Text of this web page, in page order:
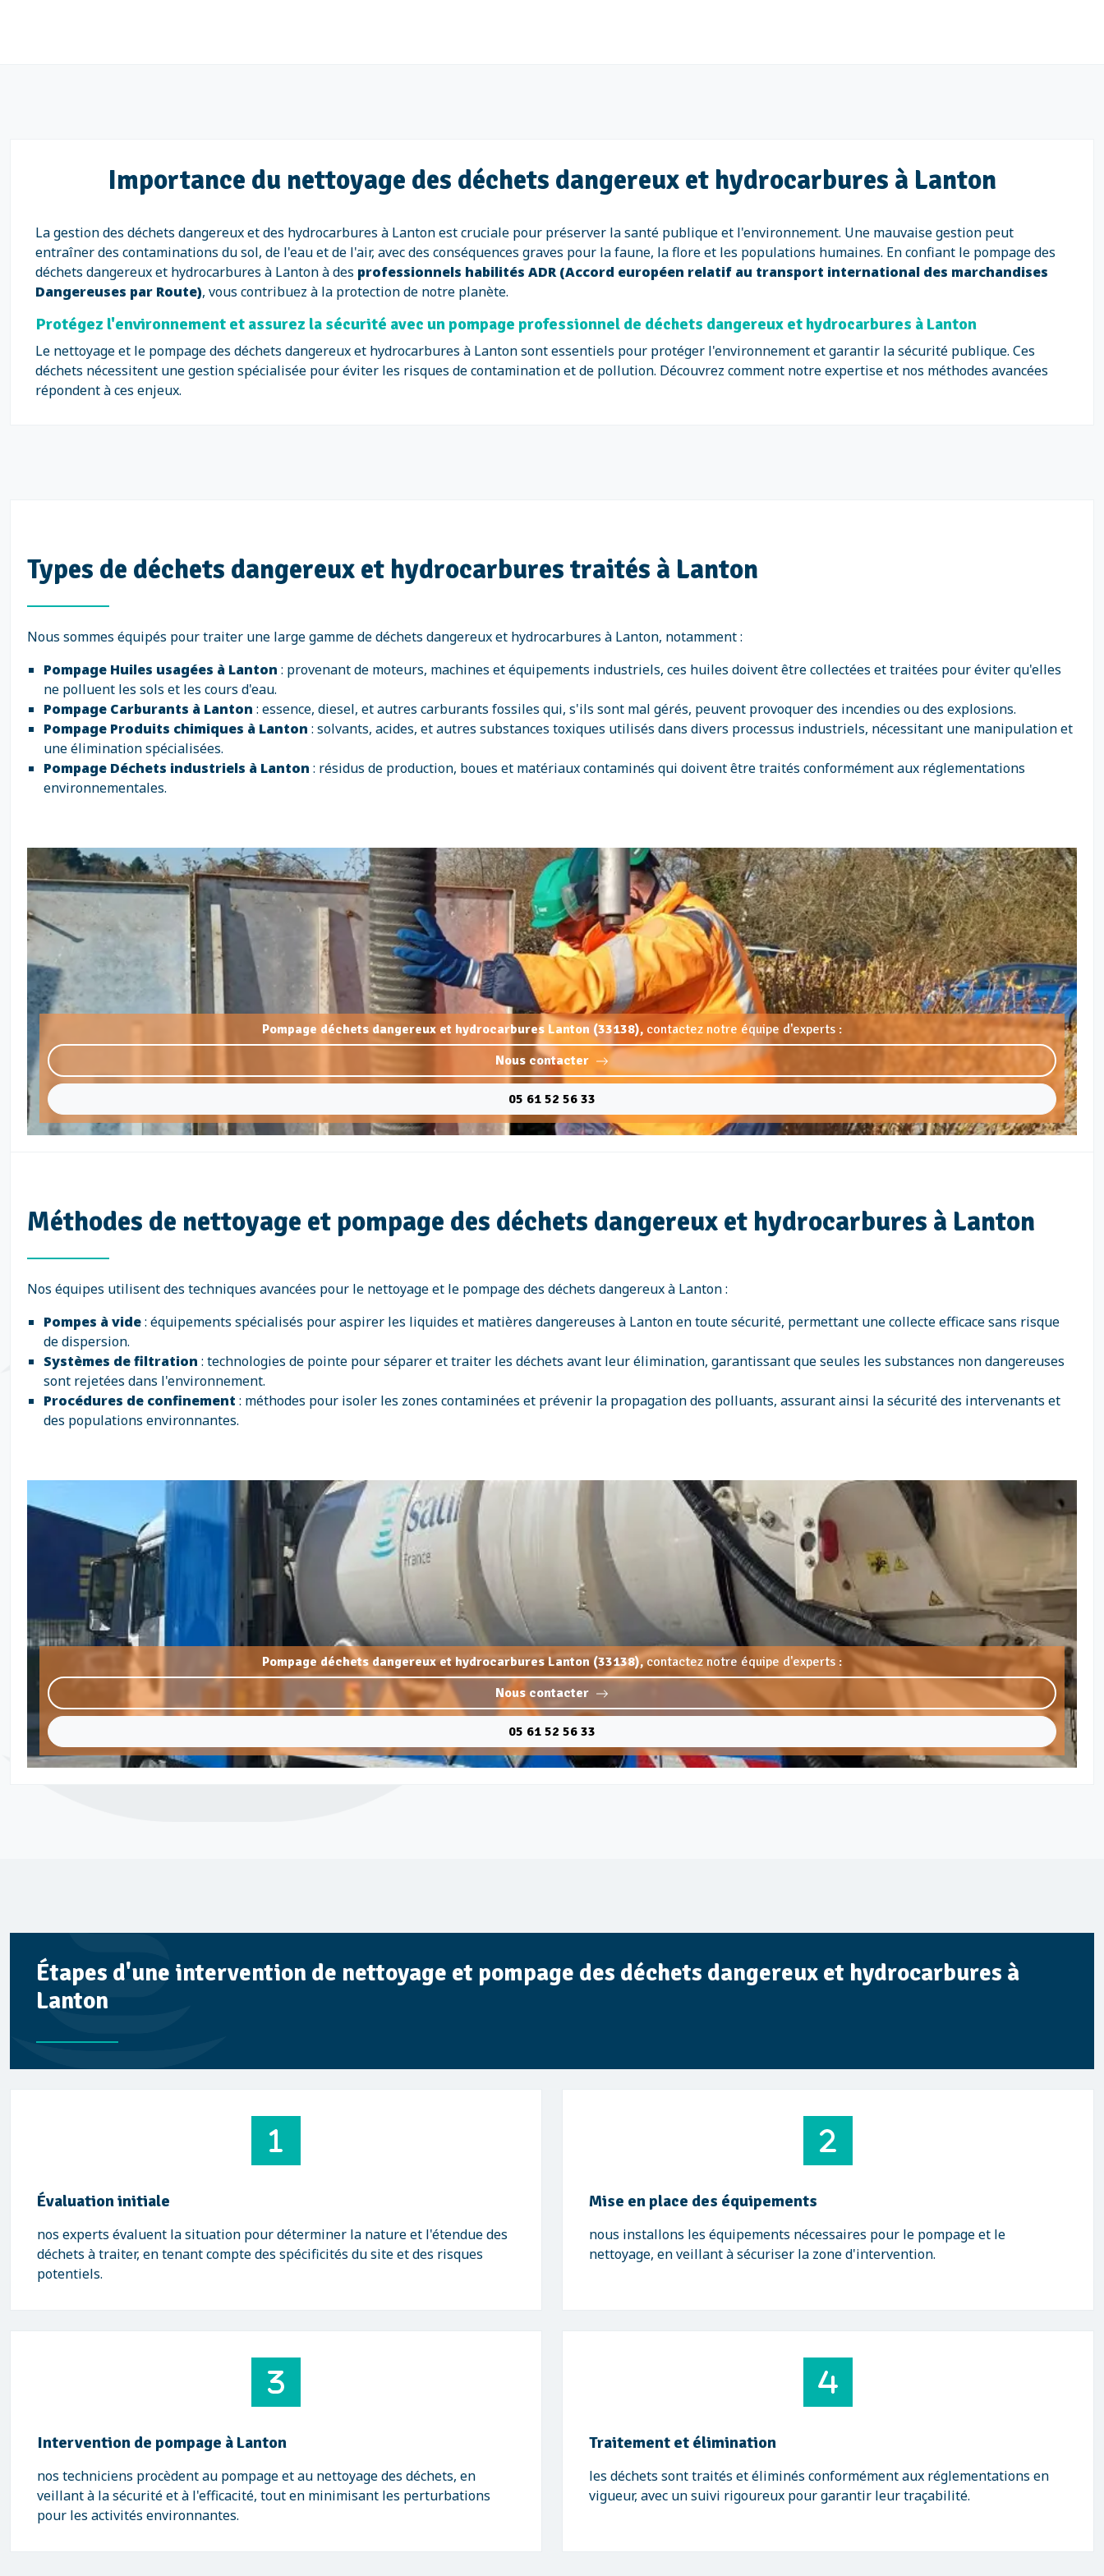
Importance du nettoyage des déchets dangereux et hydrocarbures à Lanton
La gestion des déchets dangereux et des hydrocarbures à Lanton est cruciale pour préserver la santé publique et l'environnement. Une mauvaise gestion peut
entraîner des contaminations du sol, de l'eau et de l'air, avec des conséquences graves pour la faune, la flore et les populations humaines. En confiant le pompage des
déchets dangereux et hydrocarbures à Lanton à des professionnels habilités ADR (Accord européen relatif au transport international des marchandises
Dangereuses par Route), vous contribuez à la protection de notre planète.
Protégez l'environnement et assurez la sécurité avec un pompage professionnel de déchets dangereux et hydrocarbures à Lanton
Le nettoyage et le pompage des déchets dangereux et hydrocarbures à Lanton sont essentiels pour protéger l'environnement et garantir la sécurité publique. Ces
déchets nécessitent une gestion spécialisée pour éviter les risques de contamination et de pollution. Découvrez comment notre expertise et nos méthodes avancées
répondent à ces enjeux.
Types de déchets dangereux et hydrocarbures traités à Lanton
Nous sommes équipés pour traiter une large gamme de déchets dangereux et hydrocarbures à Lanton, notamment :
Pompage Huiles usagées à Lanton : provenant de moteurs, machines et équipements industriels, ces huiles doivent être collectées et traitées pour éviter qu'elles
ne polluent les sols et les cours d'eau.
Pompage Carburants à Lanton : essence, diesel, et autres carburants fossiles qui, s'ils sont mal gérés, peuvent provoquer des incendies ou des explosions.
Pompage Produits chimiques à Lanton : solvants, acides, et autres substances toxiques utilisés dans divers processus industriels, nécessitant une manipulation et
une élimination spécialisées.
Pompage Déchets industriels à Lanton : résidus de production, boues et matériaux contaminés qui doivent être traités conformément aux réglementations
environnementales.
Pompage déchets dangereux et hydrocarbures Lanton (33138), contactez notre équipe d'experts :
Nous contacter
05 61 52 56 33
Méthodes de nettoyage et pompage des déchets dangereux et hydrocarbures à Lanton
Nos équipes utilisent des techniques avancées pour le nettoyage et le pompage des déchets dangereux à Lanton :
Pompes à vide: équipements spécialisés pour aspirer les liquides et matières dangereuses à Lanton en toute sécurité, permettant une collecte efficace sans risque
de dispersion.
Systèmes de filtration : technologies de pointe pour séparer et traiter les déchets avant leur élimination, garantissant que seules les substances non dangereuses
sont rejetées dans l'environnement.
Procédures de confinement : méthodes pour isoler les zones contaminées et prévenir la propagation des polluants, assurant ainsi la sécurité des intervenants et
des populations environnantes.
Pompage déchets dangereux et hydrocarbures Lanton (33138),contactez notre équipe d'experts :
Nous contacter
05 61 52 56 33
Étapes d'une intervention de nettoyage et pompage des déchets dangereux et hydrocarbures à
Lanton
Évaluation initiale
nos experts évaluent la situation pour déterminer la nature et l'étendue des
déchets à traiter, en tenant compte des spécificités du site et des risques
potentiels.
Mise en place des équipements
nous installons les équipements nécessaires pour le pompage et le
nettoyage, en veillant à sécuriser la zone d'intervention.
Intervention de pompage à Lanton
nos techniciens procèdent au pompage et au nettoyage des déchets, en
veillant à la sécurité et à l'efficacité, tout en minimisant les perturbations
pour les activités environnantes.
Traitement et élimination
les déchets sont traités et éliminés conformément aux réglementations en
vigueur, avec un suivi rigoureux pour garantir leur traçabilité.